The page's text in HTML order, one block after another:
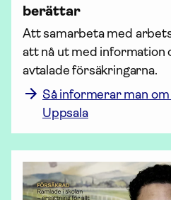
berättar
Att sam­arbeta med
att nå ut med infor­mation
Så informerar man
Uppsala